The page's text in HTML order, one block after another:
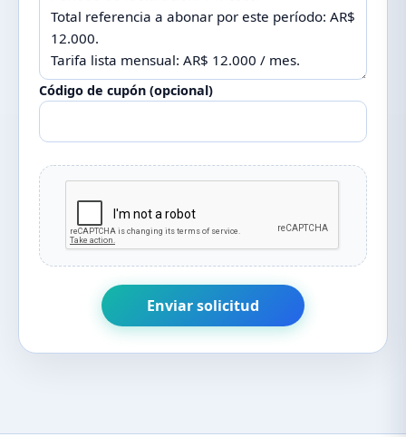
Código de cupón (opcional)
Enviar solicitud